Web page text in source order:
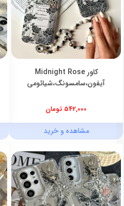
کاور Midnight Rose
آیفون،سامسونگ،شیائومی
542,000 تومان
مشاهده و خرید